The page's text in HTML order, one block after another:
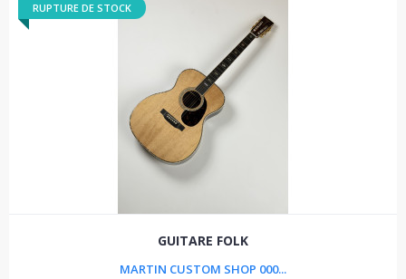
RUPTURE DE STOCK
GUITARE FOLK
MARTIN CUSTOM SHOP 000...